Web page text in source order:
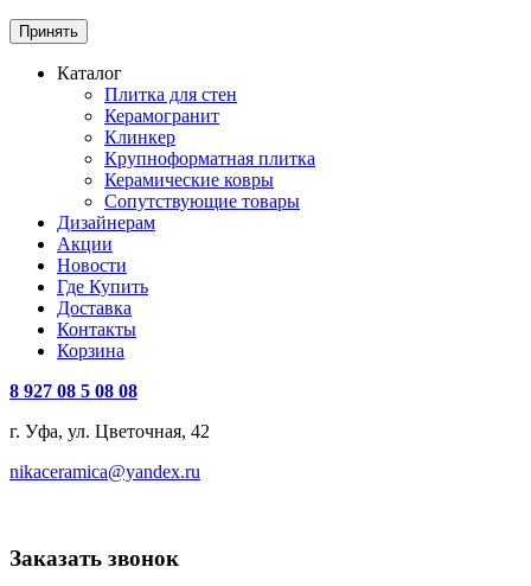
Принять
Каталог
Плитка для стен
Керамогранит
Клинкер
Крупноформатная плитка
Керамические ковры
Сопутствующие товары
Дизайнерам
Акции
Новости
Где Купить
Доставка
Контакты
Корзина
8 927 08 5 08 08
г. Уфа, ул. Цветочная, 42
nikaceramica@yandex.ru
Заказать звонок